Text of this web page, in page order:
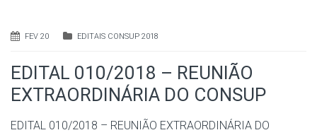
FEV 20 EDITAIS CONSUP 2018
EDITAL 010/2018 – REUNIÃO
EXTRAORDINÁRIA DO CONSUP
EDITAL 010/2018 – REUNIÃO EXTRAORDINÁRIA DO